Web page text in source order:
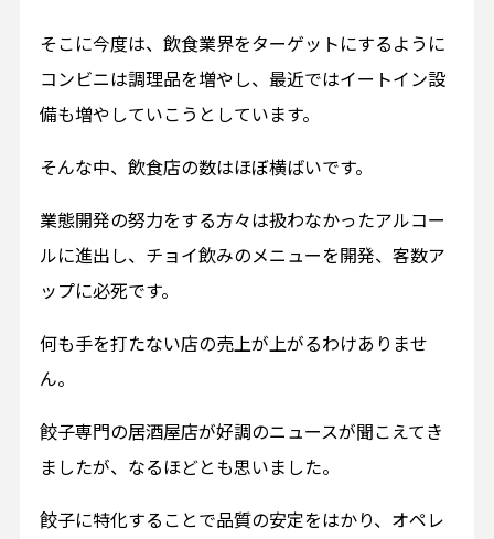
そこに今度は、飲食業界をターゲットにするように
コンビニは調理品を増やし、最近ではイートイン設
備も増やしていこうとしています。
そんな中、飲食店の数はほぼ横ばいです。
業態開発の努力をする方々は扱わなかったアルコー
ルに進出し、チョイ飲みのメニューを開発、客数ア
ップに必死です。
何も手を打たない店の売上が上がるわけありませ
ん。
餃子専門の居酒屋店が好調のニュースが聞こえてき
ましたが、なるほどとも思いました。
餃子に特化することで品質の安定をはかり、オペレ